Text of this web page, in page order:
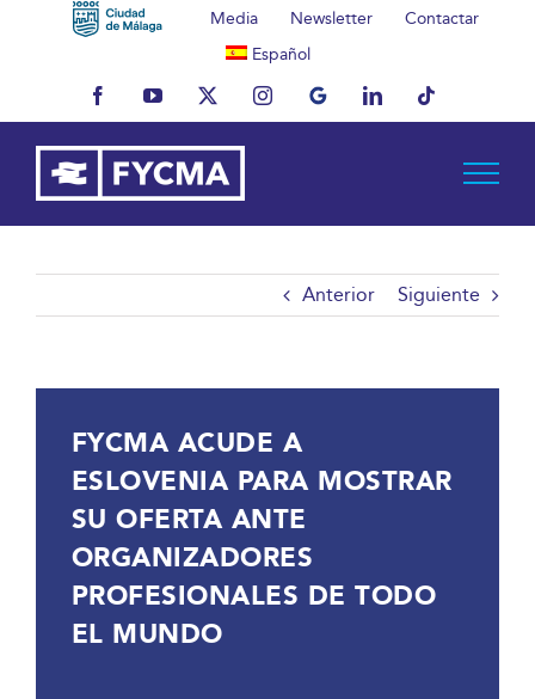
Media Newsletter
Contactar
Español
FacebookYouTubeX InstagramMyBusinessLinkedInTiktok
Anterior Siguiente
FYCMA ACUDE A
ESLOVENIA PARA MOSTRAR
SU OFERTA ANTE
ORGANIZADORES
PROFESIONALES DE TODO
EL MUNDO